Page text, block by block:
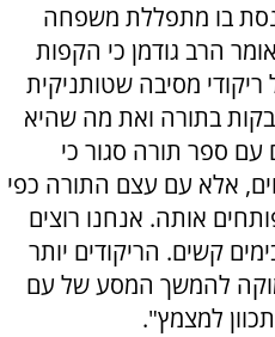
בו מתפללת משפחה
הרב גודמן כי הקפות
מסיבה שטותניקית
בתורה ואת מה שהיא
עם ספר תורה סגור כי
אלא עם עצם התורה כפי
אותה. אנחנו רוצים
קשים. הריקודים יותר
להמשך המסע של עם
למצמץ".